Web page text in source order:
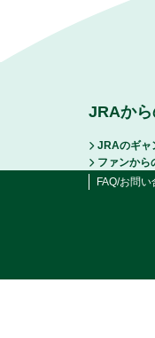
JRAか
JRAのギャ
ファンから
FAQ/お問